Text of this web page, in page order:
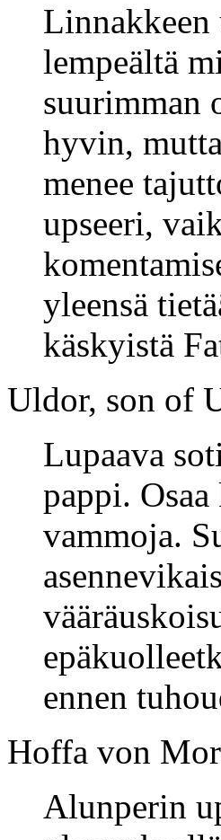
Linnakkeen
lempeältä
suurimman
hyvin,
menee
upseeri,
yleensä
käskyistä
Uldor, son of
Lupaava
pappi.
vammoja.
ennen
Hoffa von
Alunperin